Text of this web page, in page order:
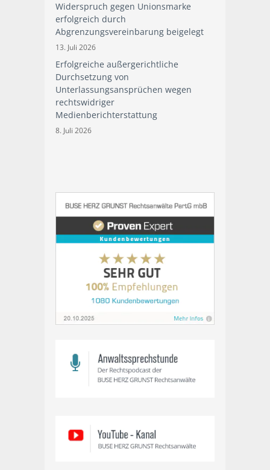
Widerspruch gegen Unionsmarke
erfolgreich durch
Abgrenzungsvereinbarung beigelegt
13. Juli 2026
Erfolgreiche außergerichtliche
Durchsetzung von
Unterlassungsansprüchen wegen
rechtswidriger
Medienberichterstattung
8. Juli 2026